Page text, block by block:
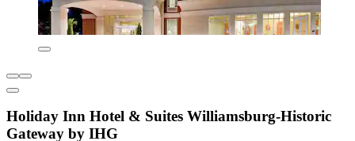
Holiday Inn Hotel & Suites Williamsburg-Historic
Gateway by IHG